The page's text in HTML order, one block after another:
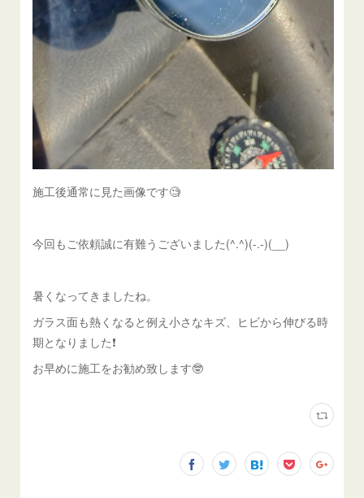
施工後通常に見た画像です🧐
今回もご依頼誠に有難うございました(^.^)(-.-)(__)
暑くなってきましたね。
ガラス面も熱くなると例え小さなキズ、ヒビから伸びる時
期となりました❗
お早めに施工をお勧め致します🤓